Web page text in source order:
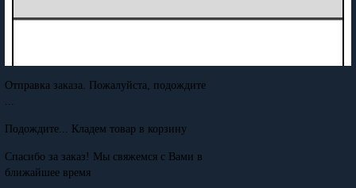
Отправка заказа. Пожалуйста, подождите
...
Подождите... Кладем товар в корзину
Спасибо за заказ! Мы свяжемся с Вами в
ближайшее время